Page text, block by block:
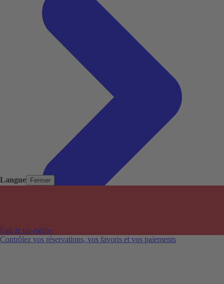
Langue Fermer
Fais le toi-même
Contrôlez vos réservations, vos favoris et vos paiements
Aéroports populaires
Villes populaires
Australie